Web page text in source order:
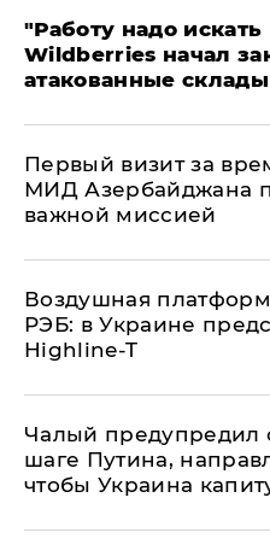
"Работу надо
Wildberries начал
атакованные склады
Первый визит за
МИД Азербайджана
важной миссией
Воздушная
РЭБ: в Украине
Highline-T
Чалый предупредил
шаге Путина,
чтобы Украина